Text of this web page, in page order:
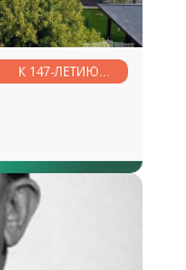
К 147-ЛЕТИЮ
АБДУЛЛЫ АВЛОНИ